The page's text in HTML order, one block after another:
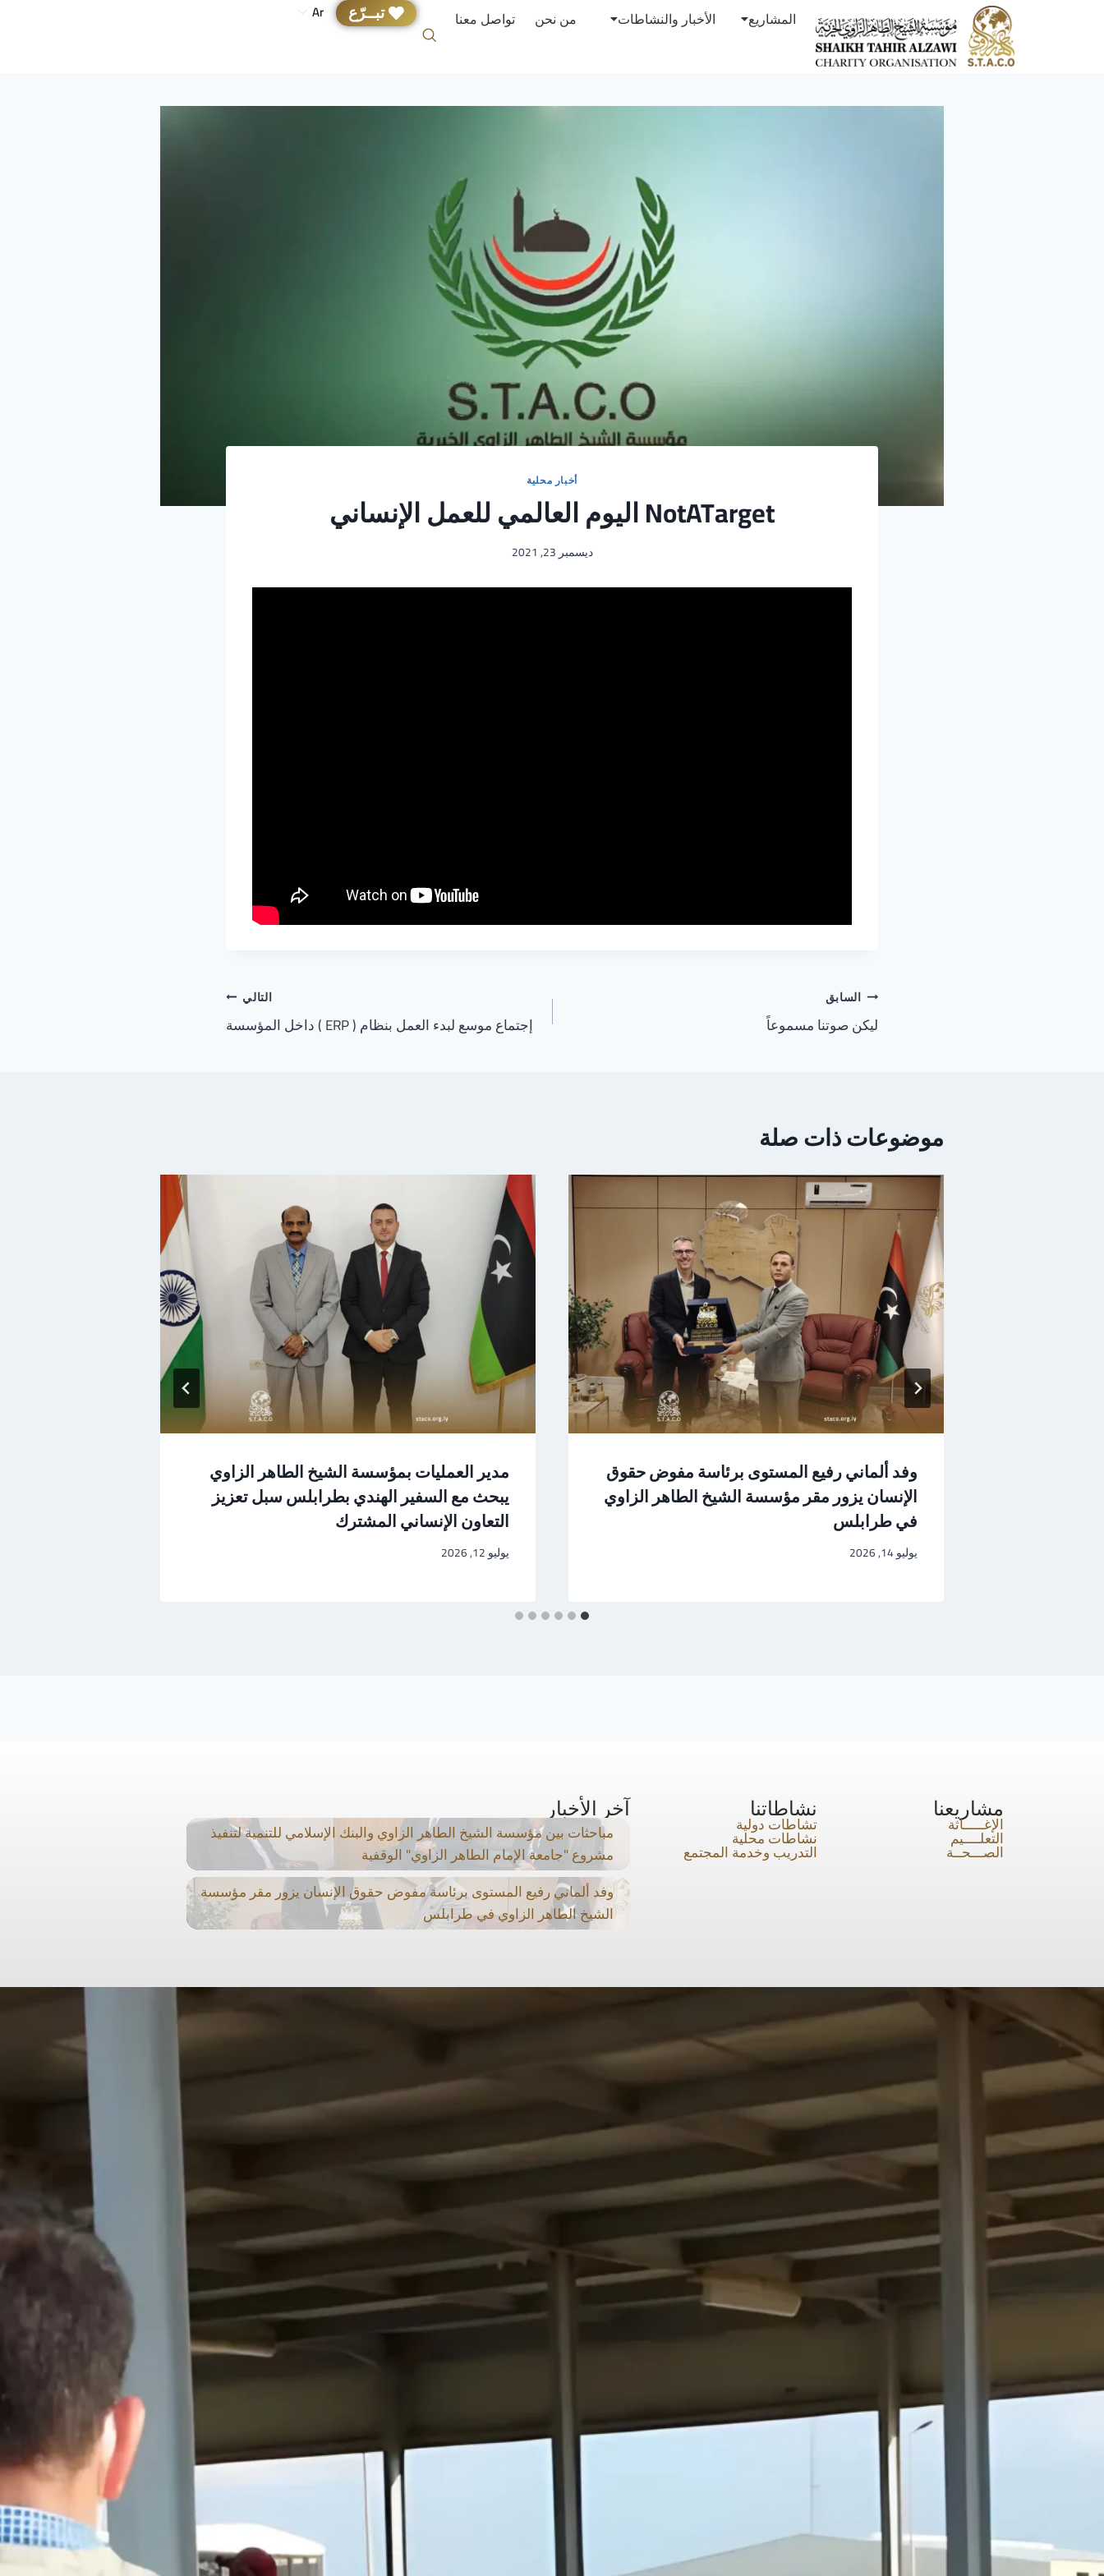
المشاريع الأخبار والنشاطات من نحن تواصل معنا تبــرّع Ar
أخبار محلية
NotATarget اليوم العالمي للعمل الإنساني
ديسمبر 23, 2021
السابق
ليكن صوتنا مسموعاً
التالي
إجتماع موسع لبدء العمل بنظام ( ERP ) داخل المؤسسة
موضوعات ذات صلة
وفد ألماني رفيع المستوى برئاسة مفوض حقوق
الإنسان يزور مقر مؤسسة الشيخ الطاهر الزاوي
في طرابلس
يوليو 14, 2026
مدير العمليات بمؤسسة الشيخ الطاهر الزاوي
يبحث مع السفير الهندي بطرابلس سبل تعزيز
التعاون الإنساني المشترك
يوليو 12, 2026
مشاريعنا
الإغـــــاثة
التعلــــيم
الصـــحــة
نشاطاتنا
تشاطات دولية
نشاطات محلية
التدريب وخدمة المجتمع
آخر الأخبار
مباحثات بين مؤسسة الشيخ الطاهر الزاوي والبنك الإسلامي للتنمية لتنفيذ
مشروع "جامعة الإمام الطاهر الزاوي" الوقفية
وفد ألماني رفيع المستوى برئاسة مفوض حقوق الإنسان يزور مقر مؤسسة
الشيخ الطاهر الزاوي في طرابلس